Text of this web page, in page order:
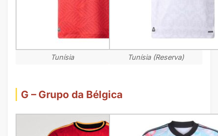
Tunísia Tunísia (Reserva)
G – Grupo da Bélgica